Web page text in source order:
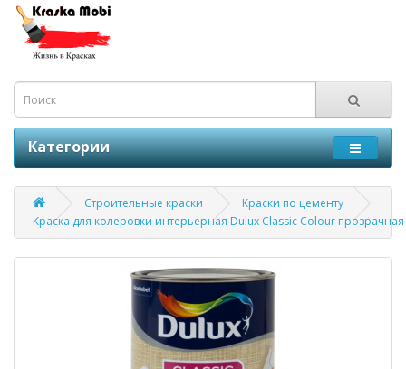
Категории
Строительные краски
Краски по цементу
Краска для колеровки интерьерная Dulux Classic Colour прозрачная